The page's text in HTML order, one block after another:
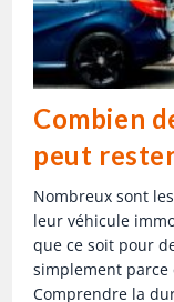
Combien
peut
Nombreux sont
leur véhicule
que ce soit pour
simplement
Comprendre la